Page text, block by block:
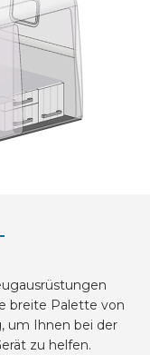
breite Palette von
um Ihnen bei der
zu helfen.